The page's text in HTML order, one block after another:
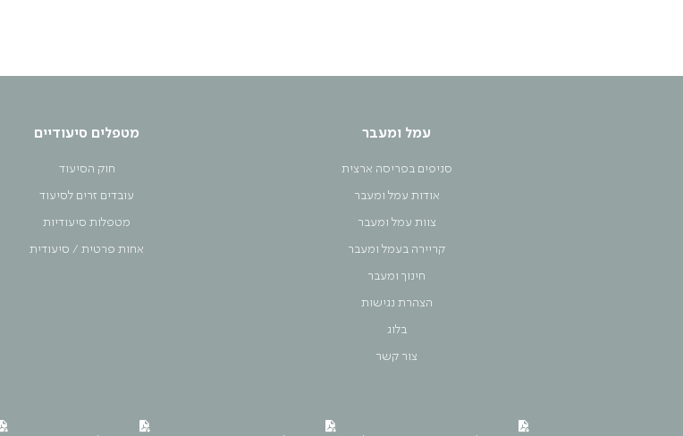
עמל ומעבר
סניפים בפריסה ארצית
אודות עמל ומעבר
צוות עמל ומעבר
קריירה בעמל ומעבר
חינוך ומעבר
הצהרת נגישות
בלוג
צור קשר
מטפלים סיעודיים
חוק הסיעוד
עובדים זרים לסיעוד
מטפלות סיעודיות
אחות פרטית / סיעודית